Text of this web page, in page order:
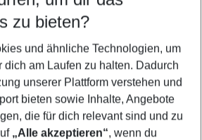
5-8 Nächte
Kinder
Filter anzeigen
zu bieten?
und ähnliche Technologien, um
dich am Laufen zu halten. Dadurch
unserer Plattform verstehen und
bieten sowie Inhalte, Angebote
die für dich relevant sind und zu
„Alle akzeptieren“, wenn du